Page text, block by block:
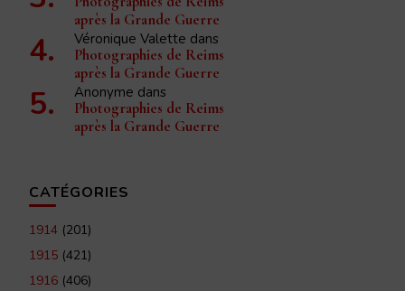
après la Grande Guerre
Véronique Valette dans
Photographies de Reims
après la Grande Guerre
Anonyme dans
Photographies de Reims
après la Grande Guerre
CATÉGORIES
1914 (201)
1915 (421)
1916 (406)